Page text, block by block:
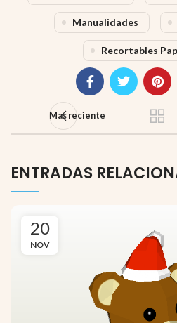
Manualidades
Recortables
Mas reciente
ENTRADAS
20
NOV